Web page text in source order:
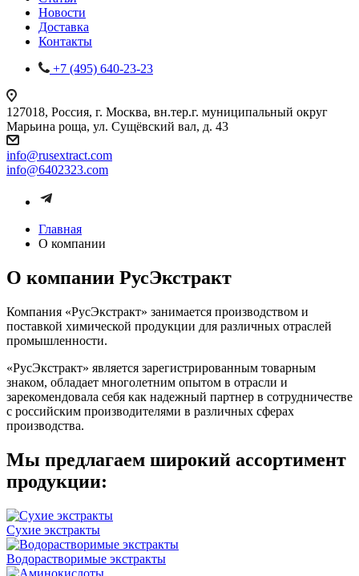
Новости
Доставка
Контакты
+7 (495) 640-23-23
127018, Россия, г. Москва, вн.тер.г. муниципальный округ
Марьина роща, ул. Сущёвский вал, д. 43
info@rusextract.com
info@6402323.com
Главная
О компании
О компании РусЭкстракт
Компания «РусЭкстракт» занимается производством и
поставкой химической продукции для различных отраслей
промышленности.
«РусЭкстракт» является зарегистрированным товарным
знаком, обладает многолетним опытом в отрасли и
зарекомендовала себя как надежный партнер в сотрудничестве
с российским производителями в различных сферах
производства.
Мы предлагаем широкий ассортимент
продукции:
Cухие экстракты
Водорастворимые экстракты